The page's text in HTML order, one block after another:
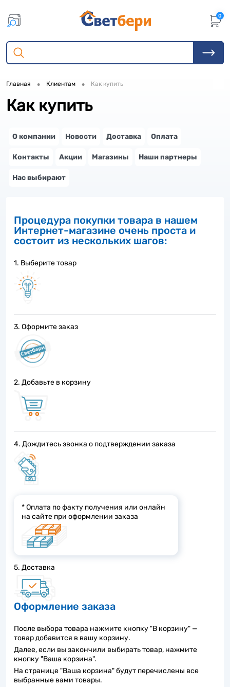
0
Главная • Клиентам • Как купить
Как купить
О компании Новости Доставка Оплата
Контакты Акции Магазины Наши партнеры
Нас выбирают
Процедура покупки товара в нашем
Интернет-магазине очень проста и
состоит из нескольких шагов:
1. Выберите товар
3. Оформите заказ
2. Добавьте в корзину
4. Дождитесь звонка о подтверждении заказа
* Оплата по факту получения или онлайн
на сайте при оформлении заказа
5. Доставка
Оформление заказа
После выбора товара нажмите кнопку "В корзину" —
товар добавится в вашу корзину.
Далее, если вы закончили выбирать товар, нажмите
кнопку "Ваша корзина".
На странице "Ваша корзина" будут перечислены все
выбранные вами товары.